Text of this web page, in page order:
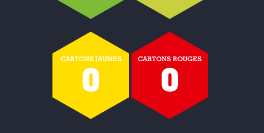
CARTONS JAUNES
0
CARTONS ROUGES
0